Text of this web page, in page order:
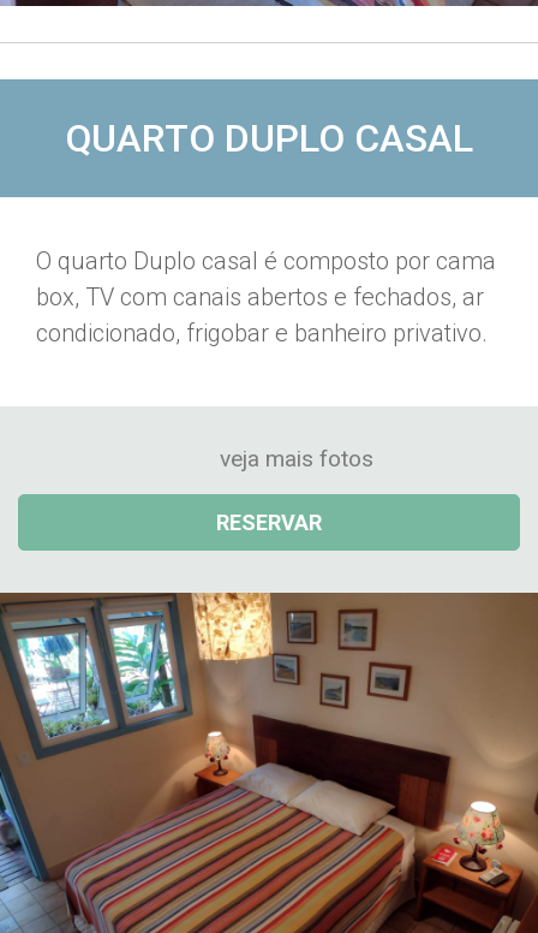
QUARTO DUPLO CASAL
O quarto Duplo casal é composto por cama
box, TV com canais abertos e fechados, ar
condicionado, frigobar e banheiro privativo.
veja mais fotos
RESERVAR